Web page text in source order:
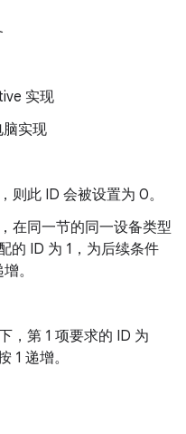
实现
脑实现
则此 ID 会被设置为 0。
在同一节的同一设备类型
的 ID 为 1，为后续条件
。
，第 1 项要求的 ID 为
1 递增。